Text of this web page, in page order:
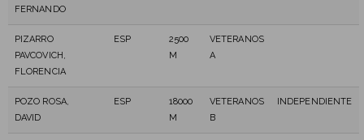
FERNANDO
PIZARRO
PAVCOVICH,
FLORENCIA
ESP
2500
M
VETERANOS
A
POZO ROSA,
DAVID
ESP
18000
M
VETERANOS
B
INDEPENDIENTE